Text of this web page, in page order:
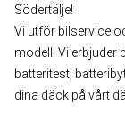
Södertälje!
Vi utför bilservice
modell. Vi erbjuder
batteritest,
dina däck på vårt